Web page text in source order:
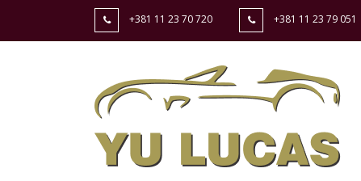
+381 11 23 70 720 +381 11 23 79 051